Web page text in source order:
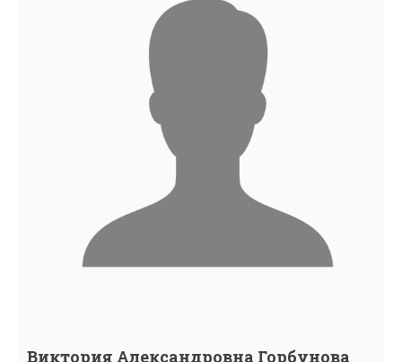
Виктория Александровна Горбунова